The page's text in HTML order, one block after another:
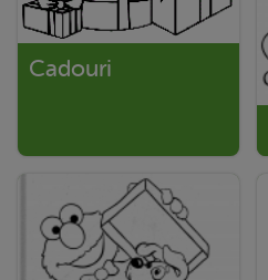
Cadouri